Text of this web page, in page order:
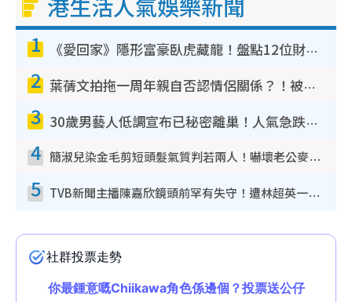
1 《愛回家》隱形富豪臥虎藏龍！盤點12位財氣逼人的有錢藝人：呢位靚女3億身家唔憂做
2 葉蒨文拍拖一周年親自否認情侶關係？！被質疑感情造假竟稱GM「普通同事」
3 30歲男藝人低調宣布已秘密離巢！人氣急跌變失蹤人口︰「這幾年過得並不容易」
4 簡淑兒染金毛剪短頭髮氣質判若兩人！嚇壞老公麥大力都認唔出：「你做咩事？」
5 TVB新聞主播陳嘉欣鏡頭前罕有失守！遭林超英一句說話突襲嚇親當場大笑